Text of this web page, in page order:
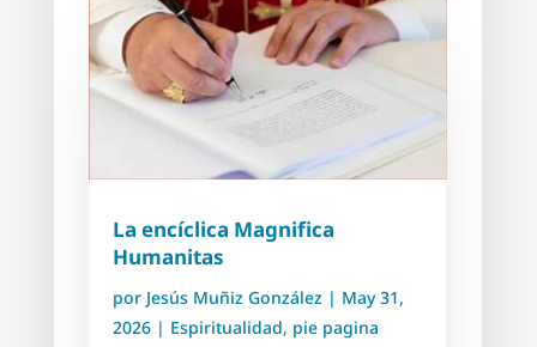
La encíclica Magnifica
Humanitas
por Jesús Muñiz González| May 31,
2026| Espiritualidad, pie pagina